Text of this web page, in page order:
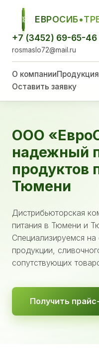
ЕСТ
+7 (3452) 69-65-46
rosmaslo72@mail.ru
О компанииПродукция
Оставить заявку
ООО
надежный
продуктов
Тюмени
Дистрибьюторская
питания в Тюмени и
Специализируемся
продукции,
сопутствующих
Получить